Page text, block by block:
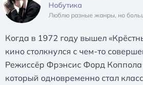
Нобутика
Люблю разные жанры, но
Когда в 1972 году вышел
кино столкнулся с чем-то
Режиссёр Фрэнсис Форд
который одновременно стал